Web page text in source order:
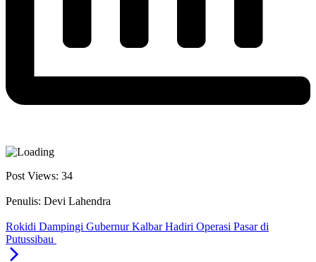
Post Views: 34
Penulis: Devi Lahendra
Rokidi Dampingi Gubernur Kalbar Hadiri Operasi Pasar di
Putussibau